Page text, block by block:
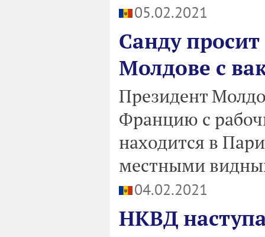
05.02.2021
Санду
Молдове с
Президент
Францию с
находится в
местными
04.02.2021
НКВД